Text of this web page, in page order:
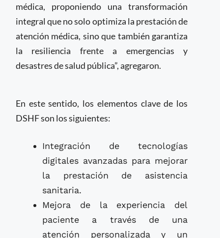
médica, proponiendo una transformación
integral que no solo optimiza la prestación de
atención médica, sino que también garantiza
la resiliencia frente a emergencias y
desastres de salud pública”, agregaron.
En este sentido, los elementos clave de los
DSHF son los siguientes:
Integración de tecnologías
digitales avanzadas para mejorar
la prestación de asistencia
sanitaria.
Mejora de la experiencia del
paciente a través de una
atención personalizada y un